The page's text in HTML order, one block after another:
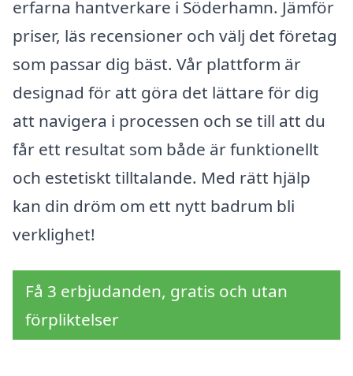
erfarna hantverkare i Söderhamn. Jämför
priser, läs recensioner och välj det företag
som passar dig bäst. Vår plattform är
designad för att göra det lättare för dig
att navigera i processen och se till att du
får ett resultat som både är funktionellt
och estetiskt tilltalande. Med rätt hjälp
kan din dröm om ett nytt badrum bli
verklighet!
Få 3 erbjudanden, gratis och utan
förpliktelser